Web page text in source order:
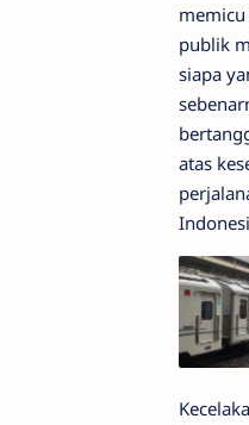
publik
siapa
atas